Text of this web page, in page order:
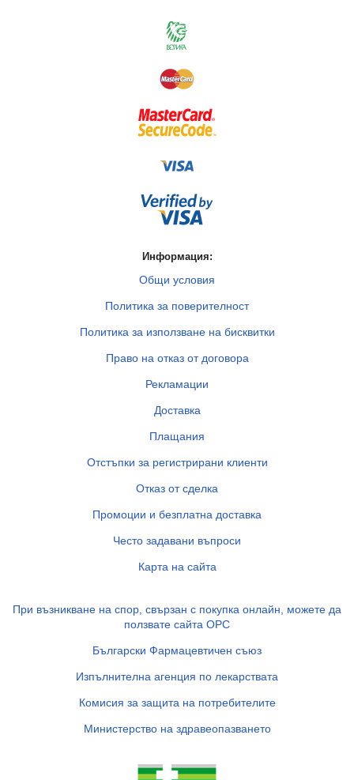
Информация:
Общи условия
Политика за поверителност
Политика за използване на бисквитки
Право на отказ от договора
Рекламации
Доставка
Плащания
Отстъпки за регистрирани клиенти
Отказ от сделка
Промоции и безплатна доставка
Често задавани въпроси
Карта на сайта
При възникване на спор, свързан с покупка онлайн, можете да
ползвате сайта ОРС
Български Фармацевтичен съюз
Изпълнителна агенция по лекарствата
Комисия за защита на потребителите
Министерство на здравеопазването